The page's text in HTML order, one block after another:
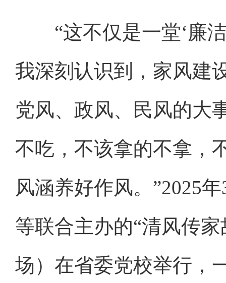
“这不仅是一堂‘廉洁
我深刻认识到，家风建
党风、政风、民风的大
不吃，不该拿的不拿，
风涵养好作风。”2025
等联合主办的“清风传
场）在省委党校举行，